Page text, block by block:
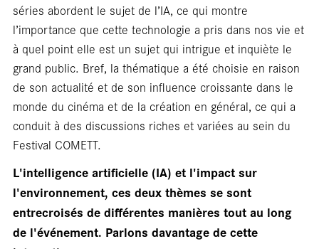
séries abordent le sujet de l’IA, ce qui montre
l’importance que cette technologie a pris dans nos vie et
à quel point elle est un sujet qui intrigue et inquiète le
grand public. Bref, la thématique a été choisie en raison
de son actualité et de son influence croissante dans le
monde du cinéma et de la création en général, ce qui a
conduit à des discussions riches et variées au sein du
Festival COMETT.
L'intelligence artificielle (IA) et l'impact sur
l'environnement, ces deux thèmes se sont
entrecroisés de différentes manières tout au long
de l'événement. Parlons davantage de cette